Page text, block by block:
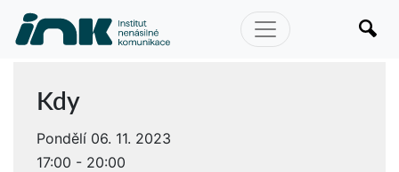
Kdy
Pondělí 06. 11. 2023
17:00 - 20:00